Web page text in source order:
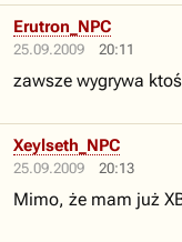
25.09.2009 20:11
Erutron_NPC
zawsze wygrywa
25.09.2009 20:13
Xeylseth_NPC
Mimo, że mam już